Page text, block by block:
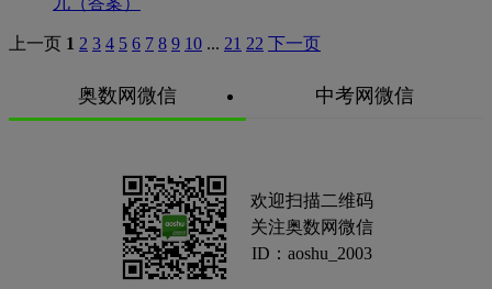
上一页 1 2 3 4 5 6 7 8 9 10 ... 21 22 下一页
奥数网微信 中考网微信
欢迎扫描二维码
关注奥数网微信
ID：aoshu_2003